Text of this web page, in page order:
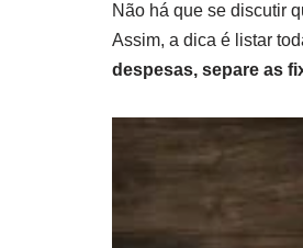
Não há que se discutir
Assim, a dica é listar
despesas, separe as